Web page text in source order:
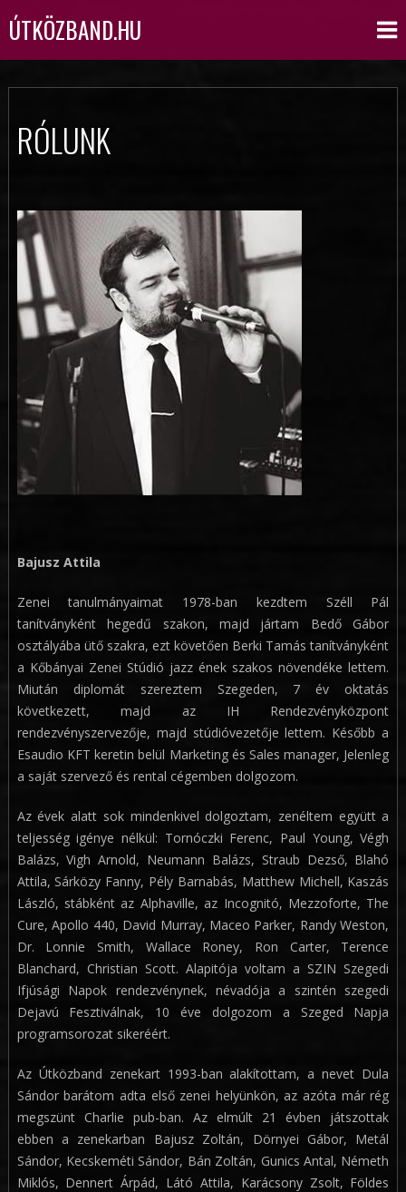
ÚTKÖZBAND.HU
RÓLUNK
Bajusz Attila
Zenei tanulmányaimat 1978-ban kezdtem Széll Pál
tanítványként hegedű szakon, majd jártam Bedő Gábor
osztályába ütő szakra, ezt követően Berki Tamás tanítványként
a Kőbányai Zenei Stúdió jazz ének szakos növendéke lettem.
Miután diplomát szereztem Szegeden, 7 év oktatás
következett, majd az IH Rendezvényközpont
rendezvényszervezője, majd stúdióvezetője lettem. Később a
Esaudio KFT keretin belül Marketing és Sales manager, Jelenleg
a saját szervező és rental cégemben dolgozom.
Az évek alatt sok mindenkivel dolgoztam, zenéltem együtt a
teljesség igénye nélkül: Tornóczki Ferenc, Paul Young, Végh
Balázs, Vigh Arnold, Neumann Balázs, Straub Dezső, Blahó
Attila, Sárközy Fanny, Pély Barnabás, Matthew Michell, Kaszás
László, stábként az Alphaville, az Incognitó, Mezzoforte, The
Cure, Apollo 440, David Murray, Maceo Parker, Randy Weston,
Dr. Lonnie Smith, Wallace Roney, Ron Carter, Terence
Blanchard, Christian Scott. Alapitója voltam a SZIN Szegedi
Ifjúsági Napok rendezvénynek, névadója a szintén szegedi
Dejavú Fesztiválnak, 10 éve dolgozom a Szeged Napja
programsorozat sikeréért.
Az Útközband zenekart 1993-ban alakítottam, a nevet Dula
Sándor barátom adta első zenei helyünkön, az azóta már rég
megszünt Charlie pub-ban. Az elmúlt 21 évben játszottak
ebben a zenekarban Bajusz Zoltán, Dörnyei Gábor, Metál
Sándor, Kecskeméti Sándor, Bán Zoltán, Gunics Antal, Németh
Miklós, Dennert Árpád, Látó Attila, Karácsony Zsolt, Földes